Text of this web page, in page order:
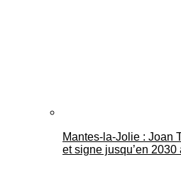
Mantes-la-Jolie : Joan
et signe jusqu’en 2030